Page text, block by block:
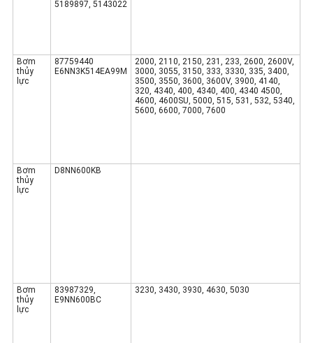
5189897, 5143022
Bơm
thủy
lực
87759440
E6NN3K514EA99M
2000, 2110, 2150, 231, 233, 2600, 2600V,
3000, 3055, 3150, 333, 3330, 335, 3400,
3500, 3550, 3600, 3600V, 3900, 4140,
320, 4340, 400, 4340, 400, 4340 4500,
4600, 4600SU, 5000, 515, 531, 532, 5340,
5600, 6600, 7000, 7600
Bơm
thủy
lực
D8NN600KB
Bơm
thủy
lực
83987329,
E9NN600BC
3230, 3430, 3930, 4630, 5030